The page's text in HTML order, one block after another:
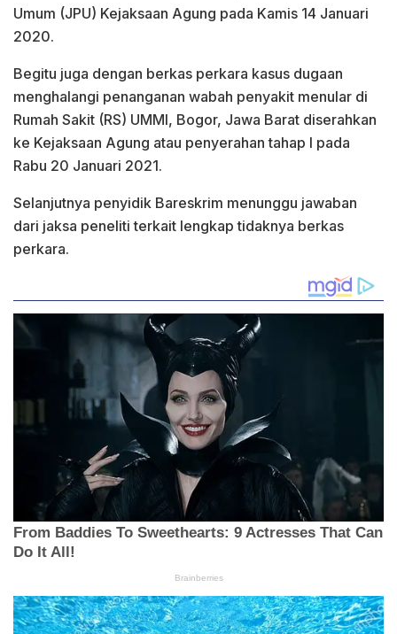
Umum (JPU) Kejaksaan Agung pada Kamis 14 Januari
2020.
Begitu juga dengan berkas perkara kasus dugaan
menghalangi penanganan wabah penyakit menular di
Rumah Sakit (RS) UMMI, Bogor, Jawa Barat diserahkan
ke Kejaksaan Agung atau penyerahan tahap I pada
Rabu 20 Januari 2021.
Selanjutnya penyidik Bareskrim menunggu jawaban
dari jaksa peneliti terkait lengkap tidaknya berkas
perkara.